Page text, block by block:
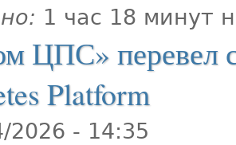
1 час 18 минут
ЦПС» перевел
Platform
2026 - 14:35